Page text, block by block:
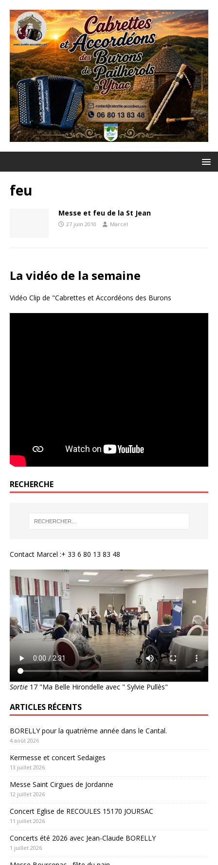
feu
Messe et feu de la St Jean
27 juin 2010 Marcel
La vidéo de la semaine
Vidéo Clip de "Cabrettes et Accordéons des Burons
RECHERCHE
Contact Marcel :+ 33 6 80 13 83 48
Sortie 17 "Ma Belle Hirondelle avec " Sylvie Pullès"
ARTICLES RÉCENTS
BORELLY pour la quatrième année dans le Cantal.
4 août 2026
Kermesse et concert Sedaiges
13 juillet 2026
Messe Saint Cirgues de Jordanne
12 juillet 2026
Concert Eglise de RECOULES 15170 JOURSAC
11 juillet 2026
Concerts été 2026 avec Jean-Claude BORELLY
1 juillet 2026